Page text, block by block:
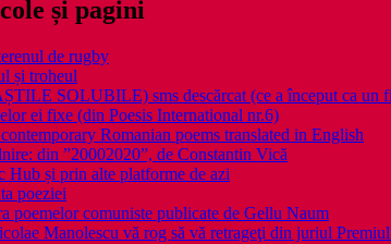
și pagini
de rugby
și troheul
SOLUBILE) sms descărcat (ce a început ca un
ei fixe (din Poesis International nr.6)
Romanian poems translated in English
din ”20002020”, de Constantin Vică
Hub și prin alte platforme de azi
poeziei
poemelor comuniste publicate de Gellu Naum
Manolescu vă rog să vă retrageţi din juriul